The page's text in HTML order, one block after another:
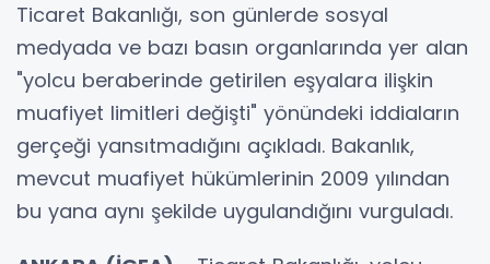
Ticaret Bakanlığı, son günlerde sosyal
medyada ve bazı basın organlarında yer alan
"yolcu beraberinde getirilen eşyalara ilişkin
muafiyet limitleri değişti" yönündeki iddiaların
gerçeği yansıtmadığını açıkladı. Bakanlık,
mevcut muafiyet hükümlerinin 2009 yılından
bu yana aynı şekilde uygulandığını vurguladı.